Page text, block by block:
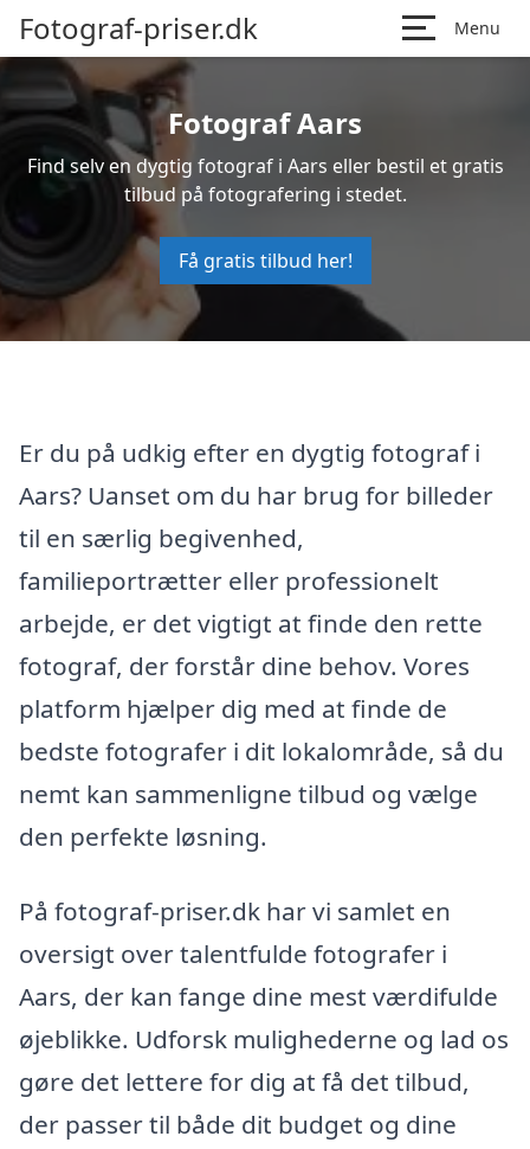
Fotograf-priser.dk Menu
Fotograf Aars
Find selv en dygtig fotograf i Aars eller bestil et gratis
tilbud på fotografering i stedet.
Få gratis tilbud her!
Er du på udkig efter en dygtig fotograf i
Aars? Uanset om du har brug for billeder
til en særlig begivenhed,
familieportrætter eller professionelt
arbejde, er det vigtigt at finde den rette
fotograf, der forstår dine behov. Vores
platform hjælper dig med at finde de
bedste fotografer i dit lokalområde, så du
nemt kan sammenligne tilbud og vælge
den perfekte løsning.
På fotograf-priser.dk har vi samlet en
oversigt over talentfulde fotografer i
Aars, der kan fange dine mest værdifulde
øjeblikke. Udforsk mulighederne og lad os
gøre det lettere for dig at få det tilbud,
der passer til både dit budget og dine